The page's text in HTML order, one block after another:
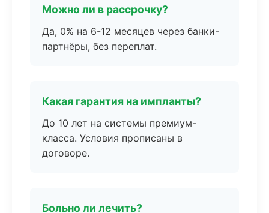
Можно ли в рассрочку?
Да, 0% на 6-12 месяцев через банки-
партнёры, без переплат.
Какая гарантия на импланты?
До 10 лет на системы премиум-
класса. Условия прописаны в
договоре.
Больно ли лечить?